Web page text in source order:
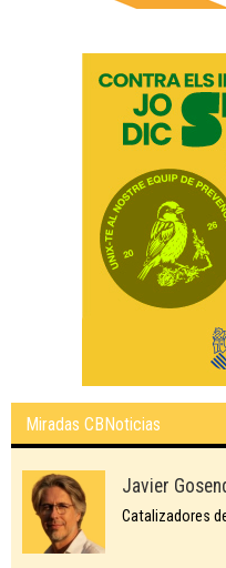
Miradas CBNoticias
Javier
Catalizadores